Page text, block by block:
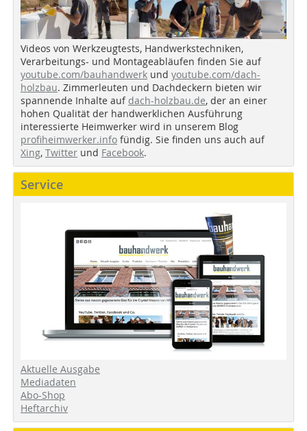
Videos von Werkzeugtests, Handwerkstechniken,
Verarbeitungs- und Montageabläufen finden Sie auf
youtube.com/bauhandwerk und youtube.com/dach-
holzbau. Zimmerleuten und Dachdeckern bieten wir
spannende Inhalte auf dach-holzbau.de, der an einer
hohen Qualität der handwerklichen Ausführung
interessierte Heimwerker wird in unserem Blog
profiheimwerker.info fündig. Sie finden uns auch auf
Xing, Twitter und Facebook.
Service
Aktuelle Ausgabe
Mediadaten
Abo-Shop
Heftarchiv